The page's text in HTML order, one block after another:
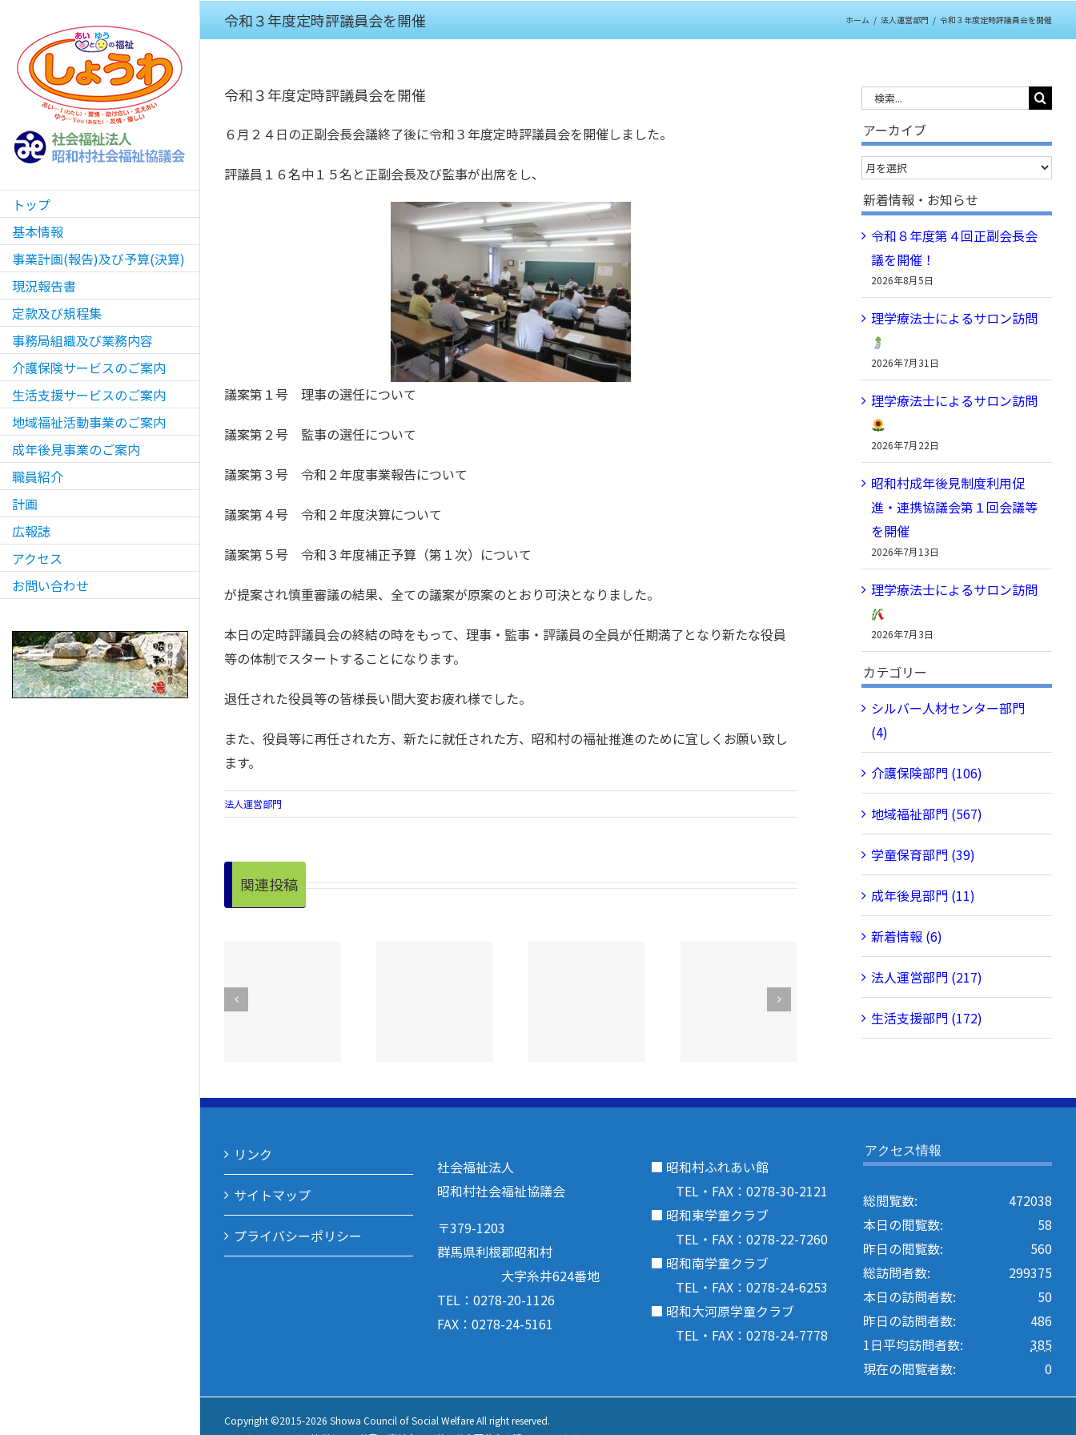
content
トップ
基本情報
事業計画(報告)及び予算(決算)
現況報告書
定款及び規程集
事務局組織及び業務内容
介護保険サービスのご案内
生活支援サービスのご案内
地域福祉活動事業のご案内
成年後見事業のご案内
職員紹介
計画
広報誌
アクセス
お問い合わせ
令和３年度定時評議員会を開催 ホーム / 法人運営部門 / 令和３年度定時評議員会を開催
令和３年度定時評議員会を開催
６月２４日の正副会長会議終了後に令和３年度定時評議員会を開催しました。
評議員１６名中１５名と正副会長及び監事が出席をし、
議案第１号 理事の選任について
議案第２号 監事の選任について
議案第３号 令和２年度事業報告について
議案第４号 令和２年度決算について
議案第５号 令和３年度補正予算（第１次）について
が提案され慎重審議の結果、全ての議案が原案のとおり可決となりました。
本日の定時評議員会の終結の時をもって、理事・監事・評議員の全員が任期満了となり新たな役員
等の体制でスタートすることになります。
退任された役員等の皆様長い間大変お疲れ様でした。
また、役員等に再任された方、新たに就任された方、昭和村の福祉推進のために宜しくお願い致し
ます。
法人運営部門
関連投稿
令和８年度第
１回理事会を
…
アーカイブ
ア
ー
カ
イ
ブ
新着情報・お知らせ
令和８年度第４回正副会長会
議を開催！
2026年8月5日
理学療法士によるサロン訪問
2026年7月31日
理学療法士によるサロン訪問
2026年7月22日
昭和村成年後見制度利用促
進・連携協議会第１回会議等
を開催
2026年7月13日
理学療法士によるサロン訪問
2026年7月3日
カテゴリー
シルバー人材センター部門
(4)
介護保険部門 (106)
地域福祉部門 (567)
学童保育部門 (39)
成年後見部門 (11)
新着情報 (6)
法人運営部門 (217)
生活支援部門 (172)
リンク
サイトマップ
プライバシーポリシー
社会福祉法人
昭和村社会福祉協議会
〒379-1203
群馬県利根郡昭和村
大字糸井624番地
TEL：0278-20-1126
FAX：0278-24-5161
■ 昭和村ふれあい館
TEL・FAX：0278-30-2121
■ 昭和東学童クラブ
TEL・FAX：0278-22-7260
■ 昭和南学童クラブ
TEL・FAX：0278-24-6253
■ 昭和大河原学童クラブ
TEL・FAX：0278-24-7778
アクセス情報
472038
総閲覧数:
58
本日の閲覧数:
560
昨日の閲覧数:
299375
総訪問者数:
50
本日の訪問者数:
486
昨日の訪問者数:
385
1日平均訪問者数:
0
現在の閲覧者数:
Copyright ©2015-2026 Showa Council of Social Welfare All right reserved.